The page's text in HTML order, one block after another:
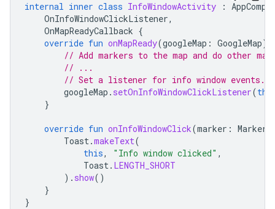
internal inner class InfoWindowActivity :
OnInfoWindowClickListener,
OnMapReadyCallback {
override fun onMapReady(googleMap : GoogleMap)
// Add markers to the map and do other
// ...
// Set a listener for info window events.
googleMap . setOnInfoWindowClickListener(
}
override fun onInfoWindowClick(marker : Marker
Toast.makeText(
this, "Info window clicked" ,
Toast. LENGTH_SHORT
). show()
}
}